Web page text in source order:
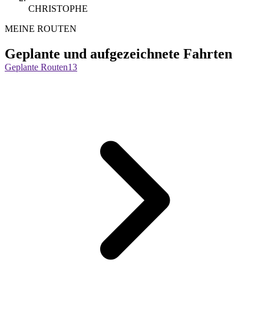
CHRISTOPHE
MEINE ROUTEN
Geplante und aufgezeichnete Fahrten
Geplante Routen13